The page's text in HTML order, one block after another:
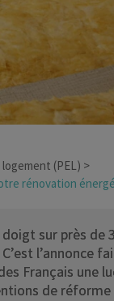
(PEL)
rénovation
sur près de
l’annonce
Français une
de réforme